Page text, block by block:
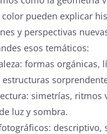
pueden explicar
y perspectivas
esos temáticos:
formas orgánicas,
estructuras
simetrías, ritmos
luz y sombra.
descriptivo,